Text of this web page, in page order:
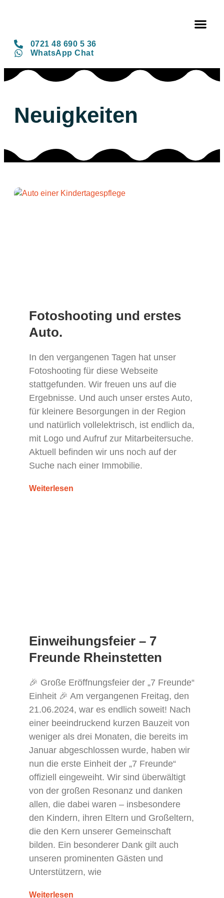
0721 48 690 5 36
WhatsApp Chat
Neuigkeiten
Fotoshooting und erstes
Auto.
In den vergangenen Tagen hat unser
Fotoshooting für diese Webseite
stattgefunden. Wir freuen uns auf die
Ergebnisse. Und auch unser erstes Auto,
für kleinere Besorgungen in der Region
und natürlich vollelektrisch, ist endlich da,
mit Logo und Aufruf zur Mitarbeitersuche.
Aktuell befinden wir uns noch auf der
Suche nach einer Immobilie.
Weiterlesen
Einweihungsfeier – 7
Freunde Rheinstetten
🎉 Große Eröffnungsfeier der „7 Freunde“
Einheit 🎉 Am vergangenen Freitag, den
21.06.2024, war es endlich soweit! Nach
einer beeindruckend kurzen Bauzeit von
weniger als drei Monaten, die bereits im
Januar abgeschlossen wurde, haben wir
nun die erste Einheit der „7 Freunde“
offiziell eingeweiht. Wir sind überwältigt
von der großen Resonanz und danken
allen, die dabei waren – insbesondere
den Kindern, ihren Eltern und Großeltern,
die den Kern unserer Gemeinschaft
bilden. Ein besonderer Dank gilt auch
unseren prominenten Gästen und
Unterstützern, wie
Weiterlesen